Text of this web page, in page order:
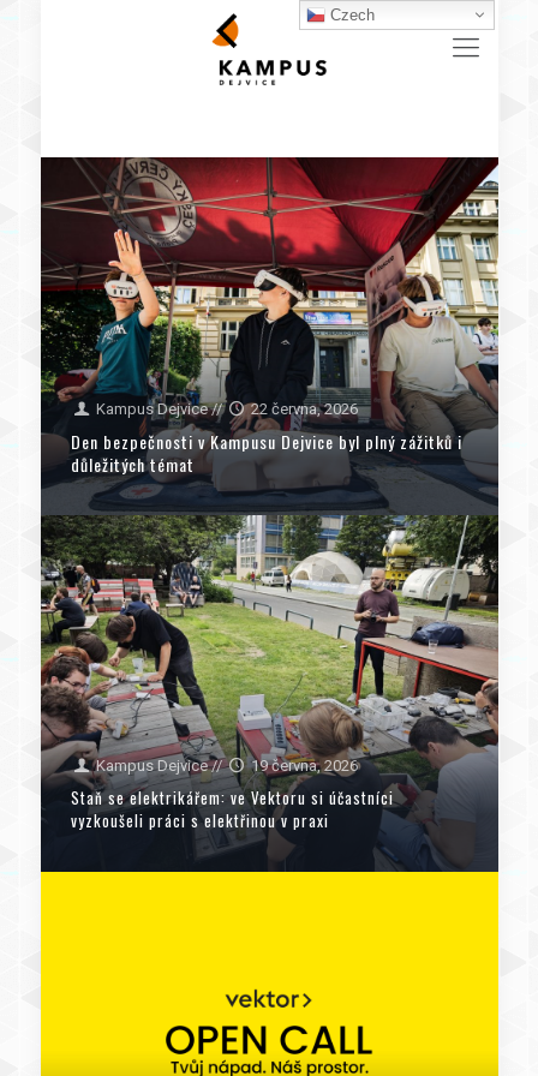
Kampus Dejvice // 22 června, 2026
Den bezpečnosti v Kampusu Dejvice byl plný zážitků i
důležitých témat
Kampus Dejvice // 19 června, 2026
Staň se elektrikářem: ve Vektoru si účastníci
vyzkoušeli práci s elektřinou v praxi
Czech